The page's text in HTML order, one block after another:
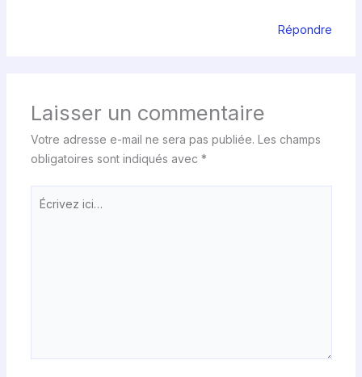
Répondre
Laisser un commentaire
Votre adresse e-mail ne sera pas publiée. Les champs
obligatoires sont indiqués avec *
Écrivez